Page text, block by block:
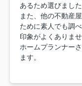
あるため選びました
また、他の不動産
ために素人でも調
印象がよくありませ
ホームプランナー
ます。